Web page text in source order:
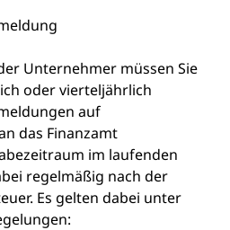
Unternehmer müssen Sie
oder vierteljährlich
auf
das Finanzamt
im laufenden
regelmäßig nach der
Es gelten dabei unter